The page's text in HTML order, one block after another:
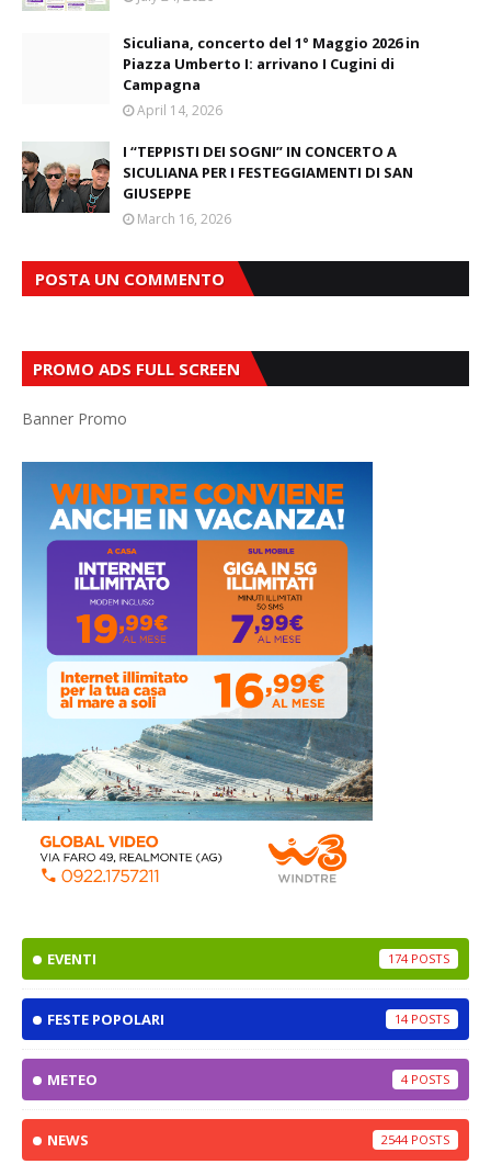
Siculiana, concerto del 1° Maggio 2026 in
Piazza Umberto I: arrivano I Cugini di
Campagna
April 14, 2026
I “TEPPISTI DEI SOGNI” IN CONCERTO A
SICULIANA PER I FESTEGGIAMENTI DI SAN
GIUSEPPE
March 16, 2026
POSTA UN COMMENTO
PROMO ADS FULL SCREEN
Banner Promo
EVENTI 174
FESTE POPOLARI 14
METEO 4
NEWS 2544